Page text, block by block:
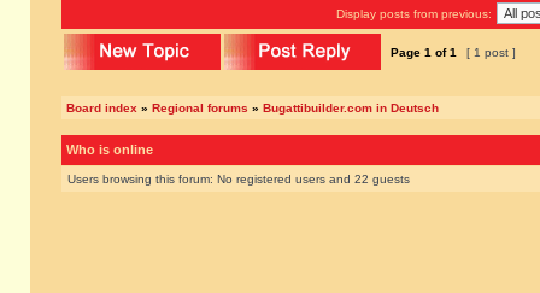
Display posts from previous:
Page 1 of1 [ 1 post ]
Board index » Regional forums » Bugattibuilder.com in Deutsch
Who is online
Users browsing this forum: No registered users and 22 guests